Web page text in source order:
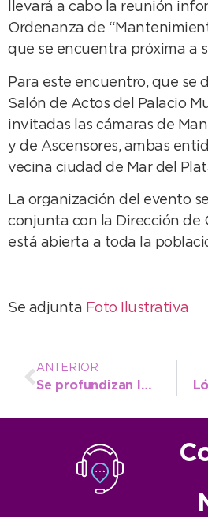
llevará a cabo la reunión
Ordenanza de
que se encuentra próxima a
Para este encuentro, que se
Salón de Actos del Palacio
invitadas las cámaras de
y de Ascensores, ambas
vecina ciudad de Mar del
La organización del evento
conjunta con la Dirección de
está abierta a toda la
Se adjunta Foto Ilustrativa
ANTERIOR
Se profundizan los trabajos en calles de la ribera y en el cementerio